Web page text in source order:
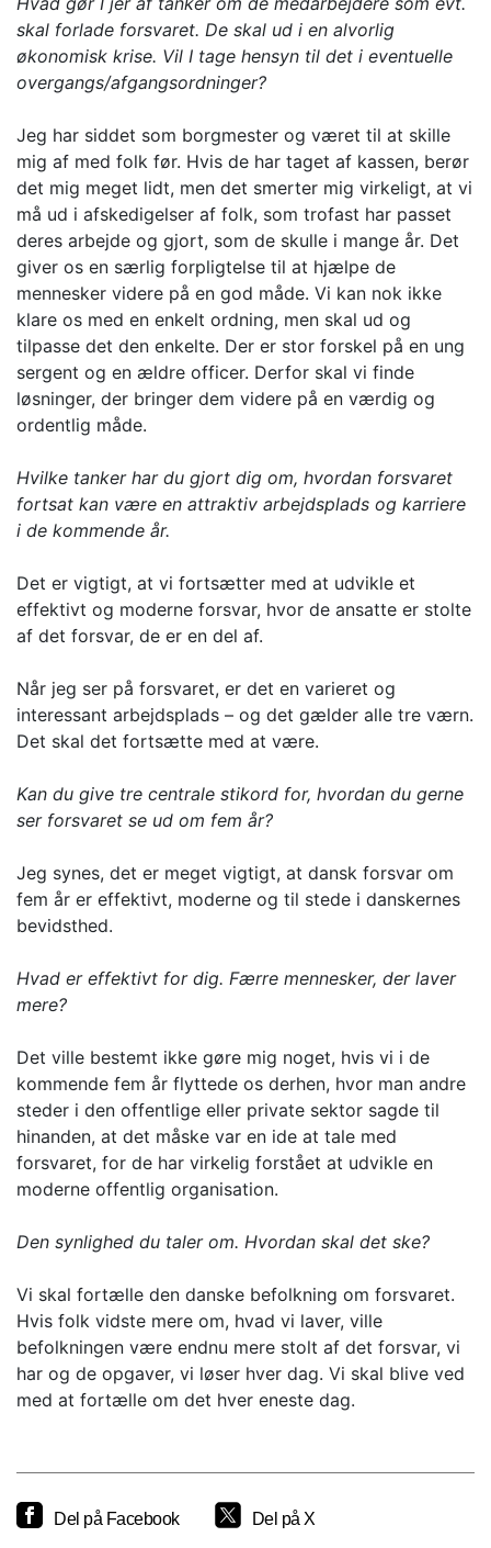
skal forlade forsvaret. De skal ud i en alvorlig
økonomisk krise. Vil I tage hensyn til det i eventuelle
overgangs/afgangsordninger?
Jeg har siddet som borgmester og været til at skille
mig af med folk før. Hvis de har taget af kassen, berør
det mig meget lidt, men det smerter mig virkeligt, at vi
må ud i afskedigelser af folk, som trofast har passet
deres arbejde og gjort, som de skulle i mange år. Det
giver os en særlig forpligtelse til at hjælpe de
mennesker videre på en god måde. Vi kan nok ikke
klare os med en enkelt ordning, men skal ud og
tilpasse det den enkelte. Der er stor forskel på en ung
sergent og en ældre officer. Derfor skal vi finde
løsninger, der bringer dem videre på en værdig og
ordentlig måde.
Hvilke tanker har du gjort dig om, hvordan forsvaret
fortsat kan være en attraktiv arbejdsplads og karriere
i de kommende år.
Det er vigtigt, at vi fortsætter med at udvikle et
effektivt og moderne forsvar, hvor de ansatte er stolte
af det forsvar, de er en del af.
Når jeg ser på forsvaret, er det en varieret og
interessant arbejdsplads – og det gælder alle tre værn.
Det skal det fortsætte med at være.
Kan du give tre centrale stikord for, hvordan du gerne
ser forsvaret se ud om fem år?
Jeg synes, det er meget vigtigt, at dansk forsvar om
fem år er effektivt, moderne og til stede i danskernes
bevidsthed.
Hvad er effektivt for dig. Færre mennesker, der laver
mere?
Det ville bestemt ikke gøre mig noget, hvis vi i de
kommende fem år flyttede os derhen, hvor man andre
steder i den offentlige eller private sektor sagde til
hinanden, at det måske var en ide at tale med
forsvaret, for de har virkelig forstået at udvikle en
moderne offentlig organisation.
Den synlighed du taler om. Hvordan skal det ske?
Vi skal fortælle den danske befolkning om forsvaret.
Hvis folk vidste mere om, hvad vi laver, ville
befolkningen være endnu mere stolt af det forsvar, vi
har og de opgaver, vi løser hver dag. Vi skal blive ved
med at fortælle om det hver eneste dag.
Del på Facebook Del på X